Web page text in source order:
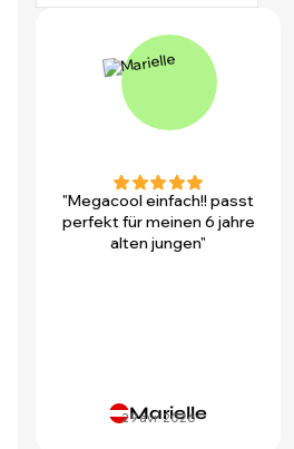
"Megacool einfach!! passt
perfekt für meinen 6 jahre
alten jungen"
Marielle
29 avr. 2026